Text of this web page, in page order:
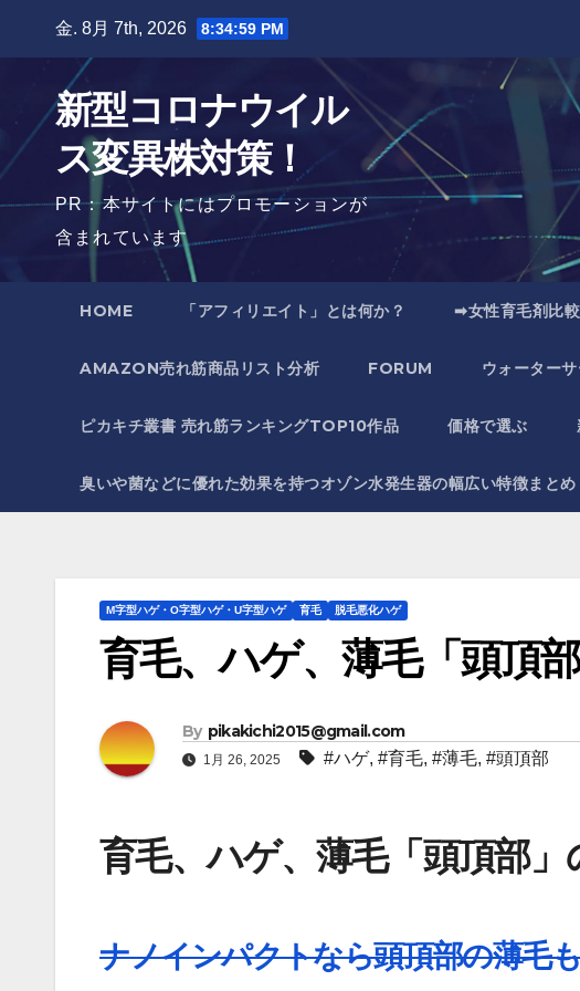
金. 8月 7th, 2026 8:35:00 PM
新型コロナウイル
ス変異株対策！
PR：本サイトにはプロモーションが
含まれています
HOME 「アフィリエイト」とは何か？ ➡女性育毛剤比
AMAZON売れ筋商品リスト分析 FORUM ウォーター
ピカキチ叢書 売れ筋ランキングTOP10作品 価格で選ぶ
臭いや菌などに優れた効果を持つオゾン水発生器の幅広い特徴まとめ
M字型ハゲ・O字型ハゲ・U字型ハゲ 育毛 脱毛悪化ハゲ
育毛、ハゲ、薄毛「頭頂
By pikakichi2015@gmail.com
1月 26, 2025 #ハゲ, #育毛, #薄毛, #頭頂部
育毛、ハゲ、薄毛「頭頂部
ナノインパクトなら頭頂部の薄毛